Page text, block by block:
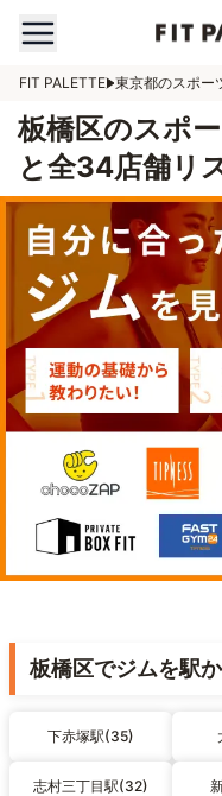
FIT PALETTE 東京都のスポー
板橋区のスポ
と全34店舗リ
板橋区でジムを駅
下赤塚駅(35)
志村三丁目駅(32)